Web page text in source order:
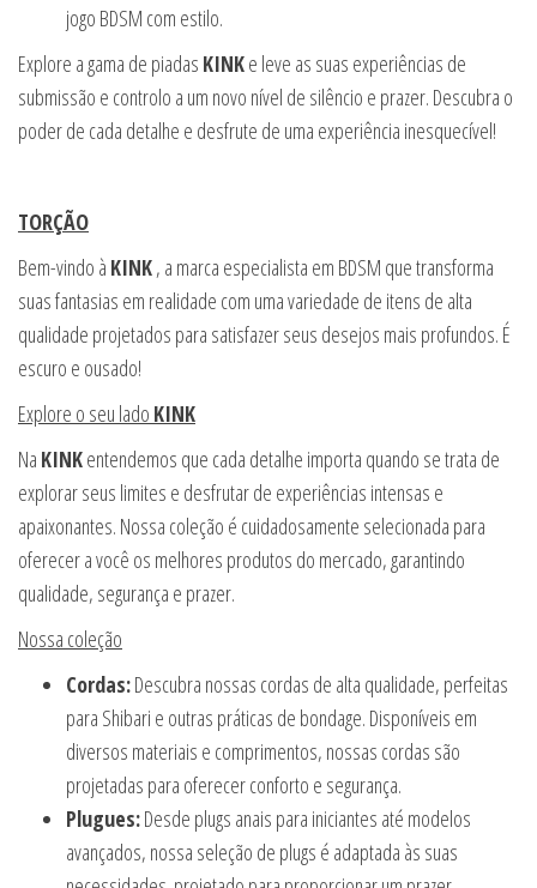
jogo BDSM com estilo.
Explore a gama de piadas KINKe leve as suas experiências de
submissão e controlo a um novo nível de silêncio e prazer. Descubra o
poder de cada detalhe e desfrute de uma experiência inesquecível!
TORÇÃO
Bem-vindo à KINK, a marca especialista em BDSM que transforma
suas fantasias em realidade com uma variedade de itens de alta
qualidade projetados para satisfazer seus desejos mais profundos. É
escuro e ousado!
Explore o seu lado KINK
Na KINKentendemos que cada detalhe importa quando se trata de
explorar seus limites e desfrutar de experiências intensas e
apaixonantes. Nossa coleção é cuidadosamente selecionada para
oferecer a você os melhores produtos do mercado, garantindo
qualidade, segurança e prazer.
Nossa coleção
Cordas:Descubra nossas cordas de alta qualidade, perfeitas
para Shibari e outras práticas de bondage. Disponíveis em
diversos materiais e comprimentos, nossas cordas são
projetadas para oferecer conforto e segurança.
Plugues:Desde plugs anais para iniciantes até modelos
avançados, nossa seleção de plugs é adaptada às suas